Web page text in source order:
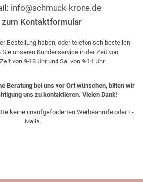
info@schmuck-krone.de
zum Kontaktformular
Bestellung haben, oder telefonisch bestellen
Sie unseren Kundenservice in der Zeit von
von 9-18 Uhr und Sa. von 9-14 Uhr
Beratung bei uns vor Ort wünschen, bitten wir
uns zu kontaktieren. Vielen Dank!
keine unaufgeforderten Werbeanrufe oder E-
Mails.